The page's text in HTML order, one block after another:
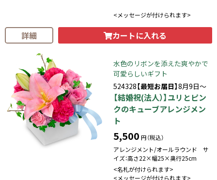
<メッセージが付けられます>
詳細 カートに入れる
水色のリボンを添えた爽やかで
可愛らしいギフト
524328【最短お届日】8月9日～
【結婚祝(法人）】ユリとピン
クのキューブアレンジメン
ト
5,500 円（税込）
アレンジメント/オールラウンド サ
イズ：高さ22×幅25×奥行25cm
<名札が付けられます>
<メッセージが付けられます>